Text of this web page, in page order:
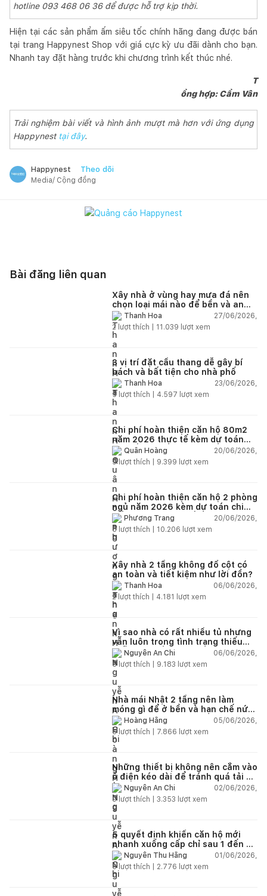
hotline 093 468 06 36 để được hỗ trợ kịp thời.
Hiện tại các sản phẩm ấm siêu tốc chính hãng đang được bán
tại trang Happynest Shop với giá cực kỳ ưu đãi dành cho bạn.
Nhanh tay đặt hàng trước khi chương trình kết thúc nhé.
T
ổng hợp: Cẩm Vân
Trải nghiệm bài viết và hình ảnh mượt mà hơn với ứng dụng
Happynest tại đây.
Happynest Theo dõi
Media/ Cộng đồng
Bài đăng liên quan
Xây nhà ở vùng hay mưa đá nên
chọn loại mái nào để bền và an
toàn?Thanh Hoa
27/06/2026,
2 lượt thích | 11.039 lượt xem
3 vị trí đặt cầu thang dễ gây bí
bách và bất tiện cho nhà phố
Thanh Hoa
23/06/2026,
5 lượt thích | 4.597 lượt xem
Chi phí hoàn thiện căn hộ 80m2
năm 2026 thực tế kèm dự toán
chi tiết từng hạng mục
Quân Hoàng
20/06/2026,
9lượt thích | 9.399 lượt xem
Chi phí hoàn thiện căn hộ 2 phòng
ngủ năm 2026 kèm dự toán chi
tiết và ví dụ thực tế
Phương Trang
20/06/2026,
5 lượt thích | 10.206 lượt xem
Xây nhà 2 tầng không đổ cột có
an toàn và tiết kiệm như lời đồn?
Thanh Hoa
06/06/2026,
2lượt thích | 4.181 lượt xem
Vì sao nhà có rất nhiều tủ nhưng
vẫn luôn trong tình trạng thiếu
chỗ chứa đồ?
Nguyễn An Chi
06/06/2026,
5lượt thích | 9.183 lượt xem
Nhà mái Nhật 2 tầng nên làm
móng gì để ở bền và hạn chế nứt
lún?Hoàng Hằng
05/06/2026,
5lượt thích | 7.866 lượt xem
Những thiết bị không nên cắm vào
ổ điện kéo dài để tránh quá tải và
chập cháy trong nhà
Nguyễn An Chi
02/06/2026,
9lượt thích | 3.353 lượt xem
5 quyết định khiến căn hộ mới
nhanh xuống cấp chỉ sau 1 đến 2
nămNguyễn Thu Hằng
01/06/2026,
5lượt thích | 2.776 lượt xem